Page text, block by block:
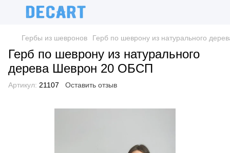
Гербы из шевронов Герб по шеврону из натурального
Герб по шеврону из натурального
дерева Шеврон 20 ОБСП
Артикул: 21107 Оставить отзыв